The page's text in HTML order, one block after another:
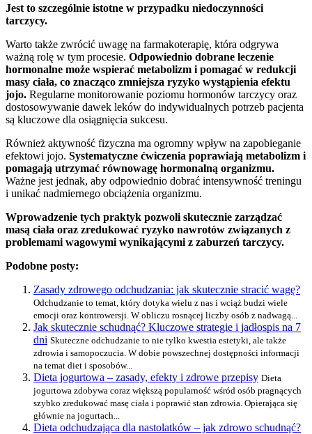
Jest to szczególnie istotne w przypadku niedoczynności
tarczycy.
Warto także zwrócić uwagę na farmakoterapię, która odgrywa
ważną rolę w tym procesie. Odpowiednio dobrane leczenie
hormonalne może wspierać metabolizm i pomagać w redukcji
masy ciała, co znacząco zmniejsza ryzyko wystąpienia efektu
jojo. Regularne monitorowanie poziomu hormonów tarczycy oraz
dostosowywanie dawek leków do indywidualnych potrzeb pacjenta
są kluczowe dla osiągnięcia sukcesu.
Również aktywność fizyczna ma ogromny wpływ na zapobieganie
efektowi jojo. Systematyczne ćwiczenia poprawiają metabolizm i
pomagają utrzymać równowagę hormonalną organizmu.
Ważne jest jednak, aby odpowiednio dobrać intensywność treningu
i unikać nadmiernego obciążenia organizmu.
Wprowadzenie tych praktyk pozwoli skutecznie zarządzać
masą ciała oraz zredukować ryzyko nawrotów związanych z
problemami wagowymi wynikającymi z zaburzeń tarczycy.
Podobne posty:
Zasady zdrowego odchudzania: jak skutecznie stracić wagę?
Odchudzanie to temat, który dotyka wielu z nas i wciąż budzi wiele
emocji oraz kontrowersji. W obliczu rosnącej liczby osób z nadwagą...
Jak skutecznie schudnąć? Kluczowe strategie i jadłospis na 7
dni Skuteczne odchudzanie to nie tylko kwestia estetyki, ale także
zdrowia i samopoczucia. W dobie powszechnej dostępności informacji
na temat diet i sposobów...
Dieta jogurtowa – zasady, efekty i zdrowe przepisy Dieta
jogurtowa zdobywa coraz większą popularność wśród osób pragnących
szybko zredukować masę ciała i poprawić stan zdrowia. Opierająca się
głównie na jogurtach...
Dieta odchudzająca dla nastolatków – jak zdrowo schudnąć?